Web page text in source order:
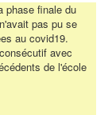
phase finale du
pas pu se
au covid19.
avec
de l'école